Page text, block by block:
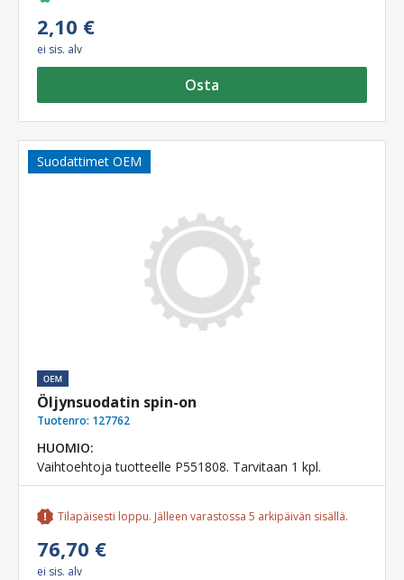
2,10 €
ei sis. alv
Osta
Suodattimet OEM
Öljynsuodatin spin-on
Tuotenro: 127762
HUOMIO:
Vaihtoehtoja tuotteelle P551808. Tarvitaan 1 kpl.
Tilapäisesti loppu. Jälleen varastossa 5 arkipäivän sisällä.
76,70 €
ei sis. alv